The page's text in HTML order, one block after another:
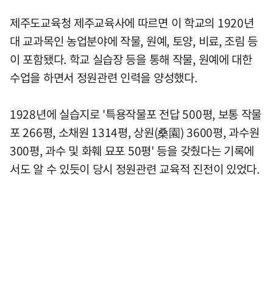
제주도교육청 제주교육사에 따르면 이 학교의 1920년
대 교과목인 농업분야에 작물, 원예, 토양, 비료, 조림 등
이 포함됐다. 학교 실습장 등을 통해 작물, 원예에 대한
수업을 하면서 정원관련 인력을 양성했다.
1928년에 실습지로 '특용작물포 전답 500평, 보통 작물
포 266평, 소채원 1314평, 상원(桑園) 3600평, 과수원
300평, 과수 및 화훼 묘포 50평' 등을 갖췄다는 기록에
서도 알 수 있듯이 당시 정원관련 교육적 진전이 있었다.